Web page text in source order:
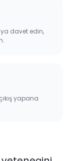
davet edin,
yapana